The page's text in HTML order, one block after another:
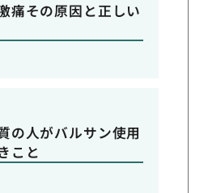
痛その原因と正しい
の人がバルサン使用
こと